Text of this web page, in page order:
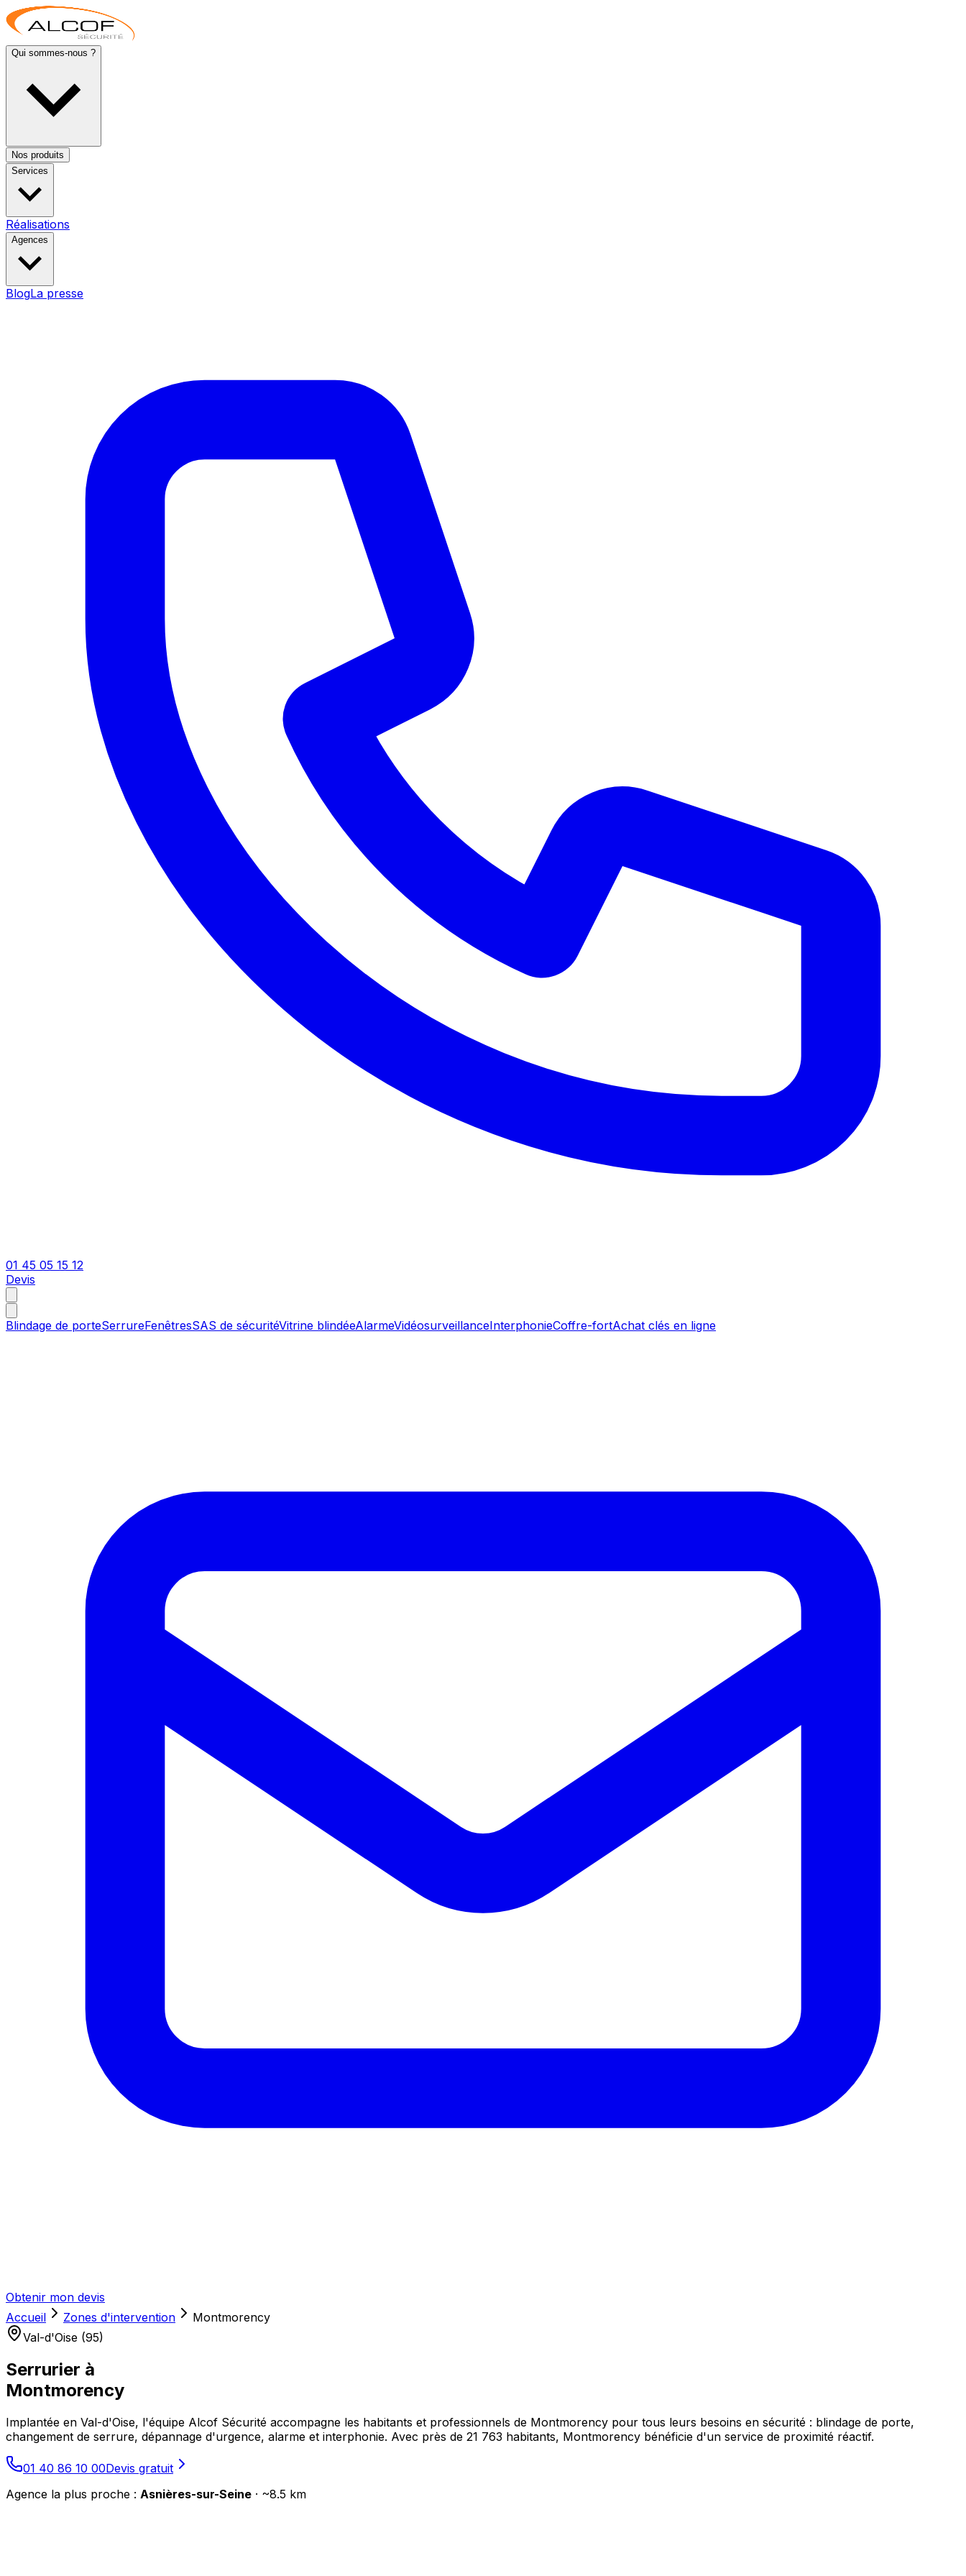
Qui sommes-nous ?
Nos produits
Services
Réalisations
Agences
BlogLa presse
01 45 05 15 12
Devis
Blindage de porteSerrureFenêtresSAS de sécuritéVitrine blindéeAlarmeVidéosurveillanceInterphonieCoffre-fortAchat clés en ligne
Obtenir mon devis
Accueil
Zones d'intervention
Montmorency
Val-d'Oise (95)
Serrurier à
Montmorency
Implantée en Val-d'Oise, l'équipe Alcof Sécurité accompagne les habitants et professionnels de Montmorency pour tous leurs besoins en sécurité : blindage de porte,
changement de serrure, dépannage d'urgence, alarme et interphonie. Avec près de 21 763 habitants, Montmorency bénéficie d'un service de proximité réactif.
01 40 86 10 00Devis gratuit
Agence la plus proche : Asnières-sur-Seine · ~8.5 km